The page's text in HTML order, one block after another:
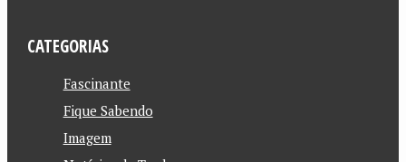
CATEGORIAS
Fascinante
Fique Sabendo
Imagem